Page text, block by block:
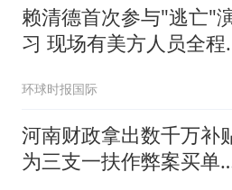
赖清德首次参与"逃亡"
习 现场有美方人员全程
环球时报国际
河南财政拿出数千万补
为三支一扶作弊案买单